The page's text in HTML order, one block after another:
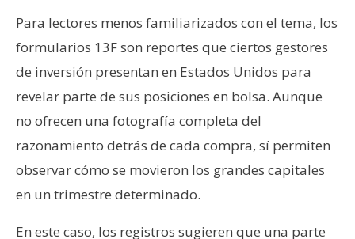
a
c
t
o
y
P
u
b
l
c
Para lectores menos familiarizados con el tema, los
formularios 13F son reportes que ciertos gestores
de inversión presentan en Estados Unidos para
revelar parte de sus posiciones en bolsa. Aunque
no ofrecen una fotografía completa del
razonamiento detrás de cada compra, sí permiten
observar cómo se movieron los grandes capitales
en un trimestre determinado.
En este caso, los registros sugieren que una parte